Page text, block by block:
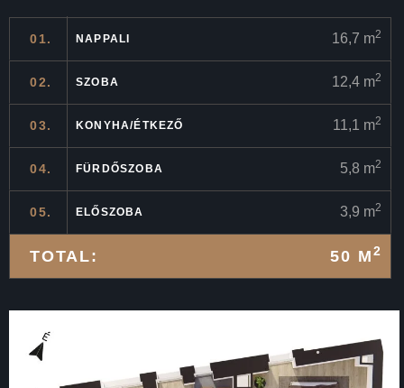
01. NAPPALI 16,7 m2
02. SZOBA 12,4 m2
03. KONYHA/ÉTKEZŐ 11,1 m2
04. FÜRDŐSZOBA 5,8 m2
05. ELŐSZOBA 3,9 m2
TOTAL: 50 M 2